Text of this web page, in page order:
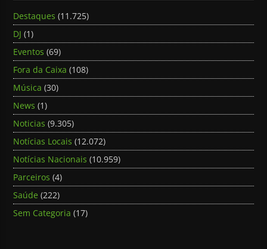
Destaques (11.725)
DJ (1)
Eventos (69)
Fora da Caixa (108)
Música (30)
News (1)
Noticias (9.305)
Notícias Locais (12.072)
Notícias Nacionais (10.959)
Parceiros (4)
Saúde (222)
Sem Categoria (17)